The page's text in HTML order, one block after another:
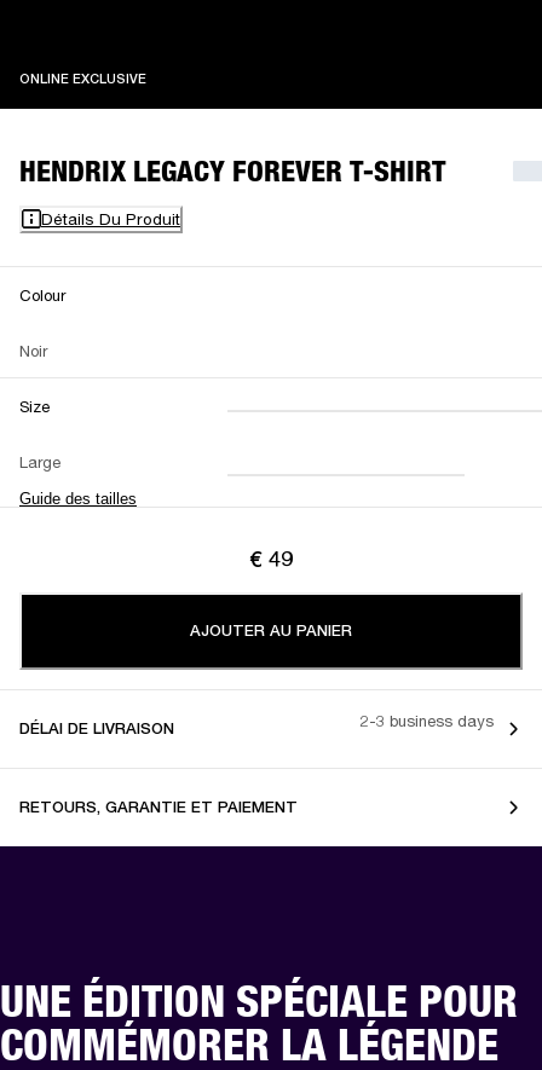
ONLINE EXCLUSIVEONLINE EXCLUSIVE
HENDRIX LEGACY FOREVER T-SHIRT
Détails Du Produit
Colour
Noir
Size
Large
Guide des tailles
XXS XS S M
L XL XXL
€ 49
AJOUTER AU PANIER
DÉLAI DE LIVRAISON 2-3 business days
RETOURS, GARANTIE ET PAIEMENT
UNE ÉDITION SPÉCIALE POUR
COMMÉMORER LA LÉGENDE